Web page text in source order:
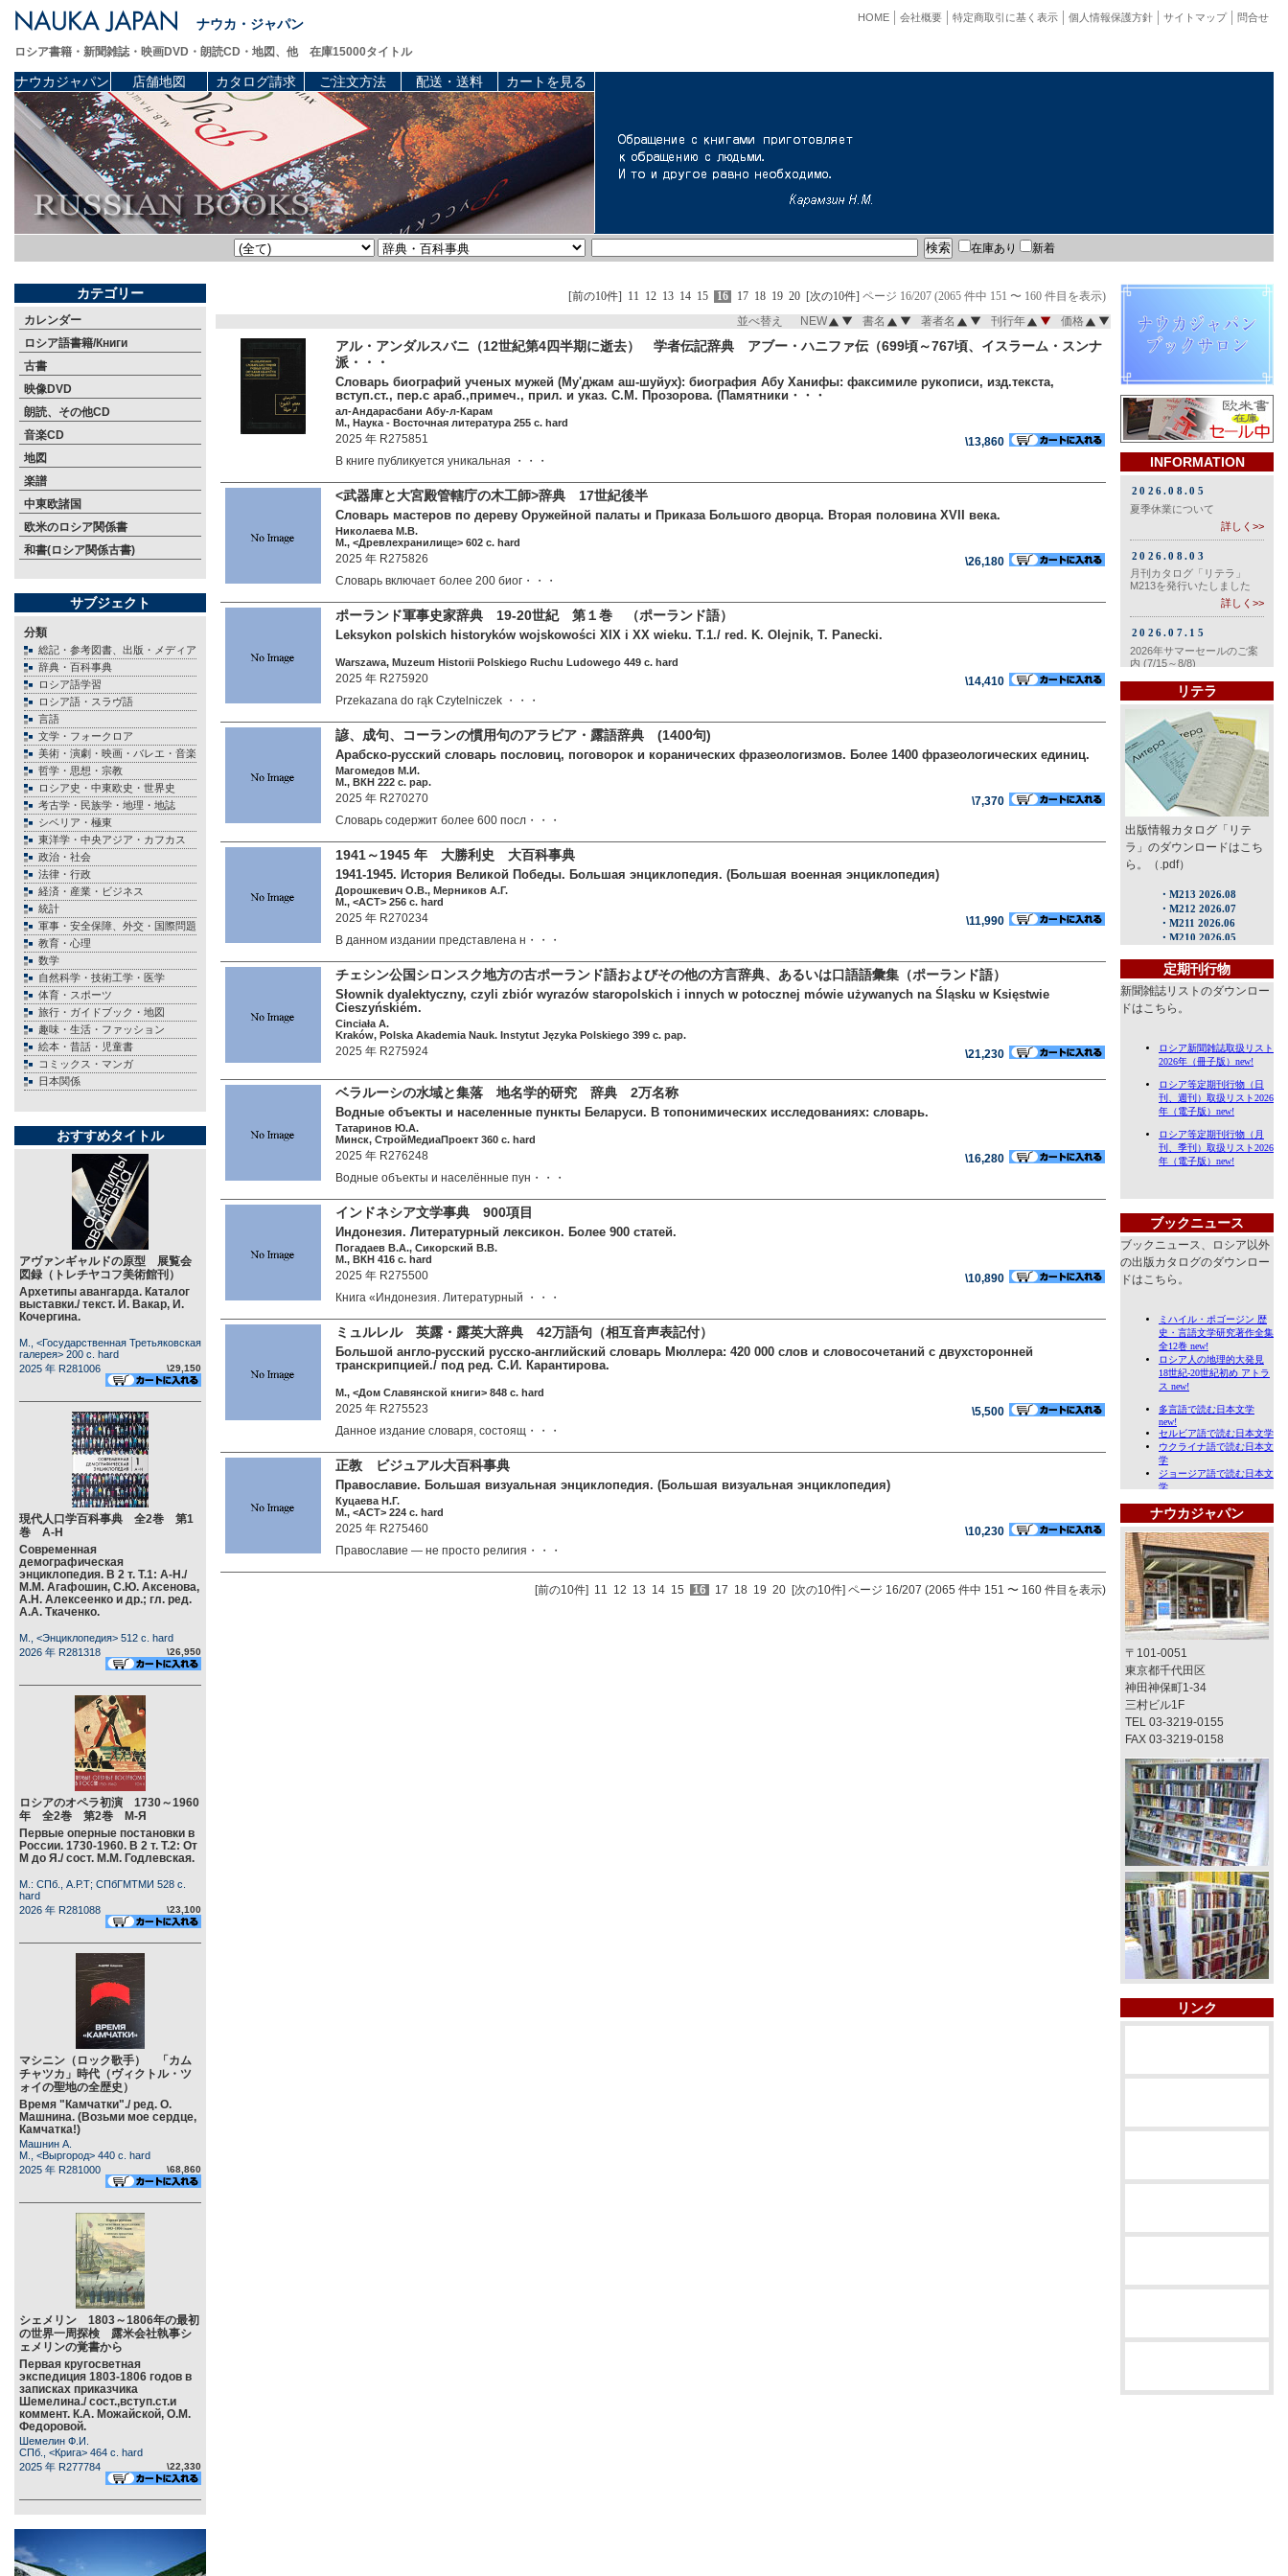
ナウカ・ジャパン 問合せ
サイトマップ
個人情報保護方針
特定商取引に基く表示
会社概要
HOME
ロシア書籍・新聞雑誌・映画DVD・朗読CD・地図、他 在庫15000タイトル
ナウカジャパン 店舗地図 カタログ請求 ご注文方法 配送・送料 カートを見る
在庫あり 新着
カテゴリー
カレンダー
ロシア語書籍/Книги
古書
映像DVD
朗読、その他CD
音楽CD
地図
楽譜
中東欧諸国
欧米のロシア関係書
和書(ロシア関係古書)
サブジェクト
分類
総記・参考図書、出版・メディア
辞典・百科事典
ロシア語学習
ロシア語・スラヴ語
言語
文学・フォークロア
美術・演劇・映画・バレエ・音楽
哲学・思想・宗教
ロシア史・中東欧史・世界史
考古学・民族学・地理・地誌
シベリア・極東
東洋学・中央アジア・カフカス
政治・社会
法律・行政
経済・産業・ビジネス
統計
軍事・安全保障、外交・国際問題
教育・心理
数学
自然科学・技術工学・医学
体育・スポーツ
旅行・ガイドブック・地図
趣味・生活・ファッション
絵本・昔話・児童書
コミックス・マンガ
日本関係
おすすめタイトル
アヴァンギャルドの原型 展覧会
図録（トレチヤコフ美術館刊）
Архетипы авангарда. Каталог
выставки./ текст. И. Вакар, И.
Кочергина.
М., <Государственная Третьяковская
галерея> 200 c. hard
2025 年 R281006
\29,150
現代人口学百科事典 全2巻 第1
巻 А-Н
Современная
демографическая
энциклопедия. В 2 т. Т.1: А-Н./
М.М. Агафошин, С.Ю. Аксенова,
А.Н. Алексеенко и др.; гл. ред.
А.А. Ткаченко.
М., <Энциклопедия> 512 c. hard
2026 年 R281318
\26,950
ロシアのオペラ初演 1730～1960
年 全2巻 第2巻 М-Я
Первые оперные постановки в
России. 1730-1960. В 2 т. Т.2: От
М до Я./ сост. М.М. Годлевская.
М.: СПб., А.Р.Т; СПбГМТМИ 528 c.
hard
2026 年 R281088
\23,100
マシニン（ロック歌手） 「カム
チャツカ」時代（ヴィクトル・ツ
ォイの聖地の全歴史）
Время "Камчатки"./ ред. О.
Машнина. (Возьми мое сердце,
Камчатка!)
Машнин А.
М., <Выргород> 440 c. hard
2025 年 R281000
\68,860
シェメリン 1803～1806年の最初
の世界一周探検 露米会社執事シ
ェメリンの覚書から
Первая кругосветная
экспедиция 1803-1806 годов в
записках приказчика
Шемелина./ сост.,вступ.ст.и
коммент. К.А. Можайской, О.М.
Федоровой.
Шемелин Ф.И.
СПб., <Крига> 464 c. hard
2025 年 R277784
\22,330
[前の10件] 11 12 13 14 15 16 17 18 19 20 [次の10件] ページ 16/207 (2065 件中 151 〜 160 件目を表示)
並べ替え NEW 書名 著者名 刊行年 価格
アル・アンダルスバニ（12世紀第4四半期に逝去） 学者伝記辞典 アブー・ハニファ伝（699頃～767頃、イスラーム・スンナ
派・・・
Словарь биографий ученых мужей (Му'джам аш-шуйух): биография Абу Ханифы: факсимиле рукописи, изд.текста,
вступ.ст., пер.с араб.,примеч., прил. и указ. С.М. Прозорова. (Памятники・・・
ал-Андарасбани Абу-л-Карам
М., Наука - Восточная литература 255 c. hard
2025 年 R275851
\13,860
В книге публикуется уникальная ・・・
<武器庫と大宮殿管轄庁の木工師>辞典 17世紀後半
Словарь мастеров по дереву Оружейной палаты и Приказа Большого дворца. Вторая половина XVII века.
Николаева М.В.
М., <Древлехранилище> 602 c. hard
2025 年 R275826
\26,180
Словарь включает более 200 биог・・・
ポーランド軍事史家辞典 19-20世紀 第１巻 （ポーランド語）
Leksykon polskich historyków wojskowości XIX i XX wieku. T.1./ red. K. Olejnik, T. Panecki.
Warszawa, Muzeum Historii Polskiego Ruchu Ludowego 449 c. hard
2025 年 R275920
\14,410
Przekazana do rąk Czytelniczek ・・・
諺、成句、コーランの慣用句のアラビア・露語辞典 (1400句)
Арабско-русский словарь пословиц, поговорок и коранических фразеологизмов. Более 1400 фразеологических единиц.
Магомедов М.И.
М., ВКН 222 c. pap.
2025 年 R270270
\7,370
Словарь содержит более 600 посл・・・
1941～1945 年 大勝利史 大百科事典
1941-1945. История Великой Победы. Большая энциклопедия. (Большая военная энциклопедия)
Дорошкевич О.В., Мерников А.Г.
М., <АСТ> 256 c. hard
2025 年 R270234
\11,990
В данном издании представлена н・・・
チェシン公国シロンスク地方の古ポーランド語およびその他の方言辞典、あるいは口語語彙集（ポーランド語）
Słownik dyalektyczny, czyli zbiór wyrazów staropolskich i innych w potocznej mówie używanych na Śląsku w Księstwie
Cieszyńskiém.
Cinciała A.
Kraków, Polska Akademia Nauk. Instytut Języka Polskiego 399 c. pap.
2025 年 R275924 \21,230
ベラルーシの水域と集落 地名学的研究 辞典 2万名称
Водные объекты и населенные пункты Беларуси. В топонимических исследованиях: словарь.
Татаринов Ю.А.
Минск, СтройМедиаПроект 360 c. hard
2025 年 R276248
\16,280
Водные объекты и населённые пун・・・
インドネシア文学事典 900項目
Индонезия. Литературный лексикон. Более 900 статей.
Погадаев В.А., Сикорский В.В.
М., ВКН 416 c. hard
2025 年 R275500
\10,890
Книга «Индонезия. Литературный ・・・
ミュルレル 英露・露英大辞典 42万語句（相互音声表記付）
Большой англо-русский русско-английский словарь Мюллера: 420 000 слов и словосочетаний с двухсторонней
транскрипцией./ под ред. С.И. Карантирова.
М., <Дом Славянской книги> 848 c. hard
2025 年 R275523
\5,500
Данное издание словаря, состоящ・・・
正教 ビジュアル大百科事典
Православие. Большая визуальная энциклопедия. (Большая визуальная энциклопедия)
Куцаева Н.Г.
М., <АСТ> 224 c. hard
2025 年 R275460
\10,230
Православие — не просто религия・・・
[前の10件] 11 12 13 14 15 16 17 18 19 20 [次の10件] ページ 16/207 (2065 件中 151 〜 160 件目を表示)
INFORMATION
リテラ
出版情報カタログ「リテ
ラ」のダウンロードはこち
ら。（.pdf）
定期刊行物
新聞雑誌リストのダウンロー
ドはこちら。
ブックニュース
ブックニュース、ロシア以外
の出版カタログのダウンロー
ドはこちら。
ナウカジャパン
〒101-0051
東京都千代田区
神田神保町1-34
三村ビル1F
TEL 03-3219-0155
FAX 03-3219-0158
リンク